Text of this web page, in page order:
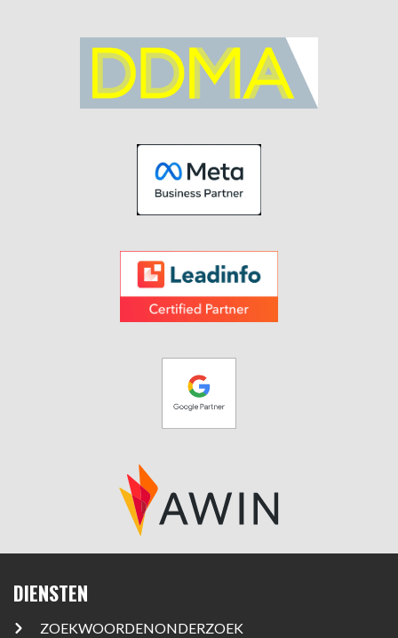
DIENSTEN
ZOEKWOORDENONDERZOEK